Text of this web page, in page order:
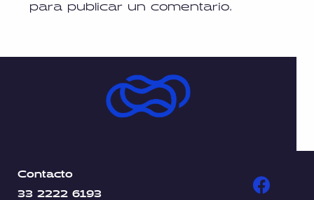
para publicar un comentario.
Contacto
33 2222 6193